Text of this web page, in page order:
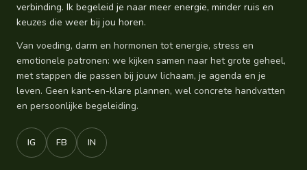
verbinding. Ik begeleid je naar meer energie, minder ruis en
keuzes die weer bij jou horen.
Van voeding, darm en hormonen tot energie, stress en
emotionele patronen: we kijken samen naar het grote geheel,
met stappen die passen bij jouw lichaam, je agenda en je
leven. Geen kant-en-klare plannen, wel concrete handvatten
en persoonlijke begeleiding.
IG FB IN